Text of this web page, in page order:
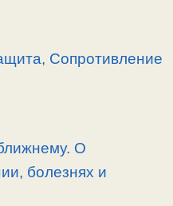
Сопротивление
О
болезнях и